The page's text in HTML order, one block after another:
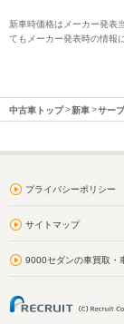
新車時価格はメーカー発表
てもメーカー発表時の情報
中古車トップ 新車 サー
プライバシーポリシー
サイトマップ
9000セダンの車買取・